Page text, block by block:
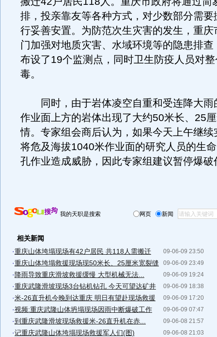
排，投亲靠友等各种方式，对少数部分需要
行妥善安置。为防范次生灾害的发生，重庆
门加强对地质灾害、水域环境等的隐患排
布设了19个监测点，同时卫生防疫人员对
毒。
同时，由于岩体凌空自重和受连降大雨
作业面上方的岩体出现了大约50米长、25
情。专家组会商后认为，如果今天上午继续
将危及海拔1040米作业面的研究人员的生
孔作业造成威胁，因此专家组建议暂停爆破
我的天职是搜索 网页 新闻
相关新闻
09-06-09 23:50
·重庆山体垮塌现场有42户居民 共118人需搬迁
09-06-09 23:49
·重庆山体垮塌救援现场现50米长、25厘米宽裂缝
09-06-09 19:24
· 降雨导致重庆滑坡救援缓慢 大型机械无法...
09-06-09 18:38
·重庆武隆滑坡现场3台钻机钻孔 今天可望达矿井
09-06-09 17:20
·米-26直升机今晚到达重庆 明日有望赴现场救援
09-06-09 07:47
·视频:重庆武隆山体坍塌现场因雨中断爆破工作
09-06-08 21:57
·到重庆武隆滑坡现场救援米-26直升机在赤...
09-06-08 21:03
·记重庆武隆山体垮塌现场救援军人们(图)